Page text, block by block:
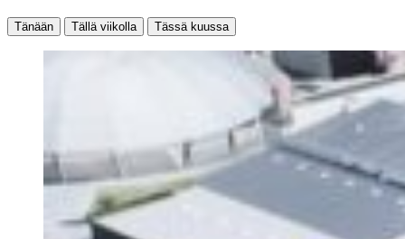
Tänään Tällä viikolla Tässä kuussa